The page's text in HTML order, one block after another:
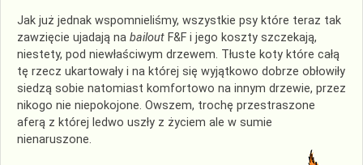
Jak już jednak wspomnieliśmy, wszystkie psy które teraz tak
zawzięcie ujadają na bailout F&F i jego koszty szczekają,
niestety, pod niewłaściwym drzewem. Tłuste koty które całą
tę rzecz ukartowały i na której się wyjątkowo dobrze obłowiły
siedzą sobie natomiast komfortowo na innym drzewie, przez
nikogo nie niepokojone. Owszem, trochę przestraszone
aferą z której ledwo uszły z życiem ale w sumie
nienaruszone.